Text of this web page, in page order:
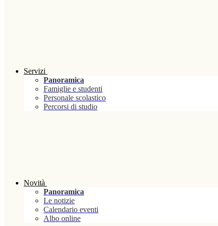
Servizi
Panoramica
Famiglie e studenti
Personale scolastico
Percorsi di studio
Novità
Panoramica
Le notizie
Calendario eventi
Albo online